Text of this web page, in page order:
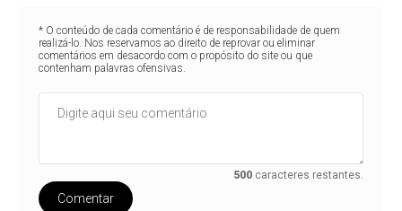
* O conteúdo de cada comentário é de responsabilidade de quem
realizá-lo. Nos reservamos ao direito de reprovar ou eliminar
comentários em desacordo com o propósito do site ou que
contenham palavras ofensivas.
500 caracteres restantes.
Comentar